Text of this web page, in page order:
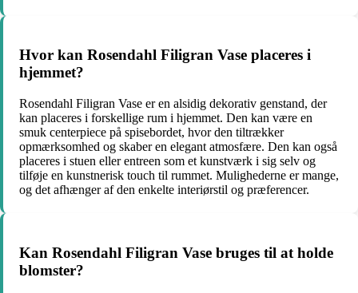
Hvor kan Rosendahl Filigran Vase placeres i
hjemmet?
Rosendahl Filigran Vase er en alsidig dekorativ genstand, der
kan placeres i forskellige rum i hjemmet. Den kan være en
smuk centerpiece på spisebordet, hvor den tiltrækker
opmærksomhed og skaber en elegant atmosfære. Den kan også
placeres i stuen eller entreen som et kunstværk i sig selv og
tilføje en kunstnerisk touch til rummet. Mulighederne er mange,
og det afhænger af den enkelte interiørstil og præferencer.
Kan Rosendahl Filigran Vase bruges til at holde
blomster?